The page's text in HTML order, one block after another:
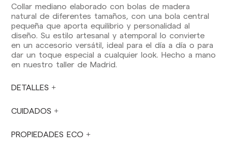
Collar mediano elaborado con bolas de madera
natural de diferentes tamaños, con una bola central
pequeña que aporta equilibrio y personalidad al
diseño. Su estilo artesanal y atemporal lo convierte
en un accesorio versátil, ideal para el día a día o para
dar un toque especial a cualquier look. Hecho a mano
en nuestro taller de Madrid.
DETALLES
CUIDADOS
PROPIEDADES ECO
Envíos a USA: 5-7 días laborables
Envíos fuera de la Comunidad Europea: 10-13
días laborables. Excepto pre-orders.Por favor,
ten en cuenta que, si estás fuera de la Unión
Europea, deberás estar al tanto y hacerte
cargo de los impuestos de aduanas locales.
que el pago ha sido confirmado y en el
16:00 h. Los pedidos realizados fuera de ese
festivos.